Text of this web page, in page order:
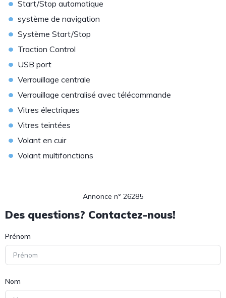
Start/Stop automatique
• système de navigation
• Système Start/Stop
• Traction Control
• USB port
• Verrouillage centrale
• Verrouillage centralisé avec télécommande
• Vitres électriques
• Vitres teintées
• Volant en cuir
• Volant multifonctions
Annonce n° 26285
Des questions? Contactez-nous!
Prénom
Nom